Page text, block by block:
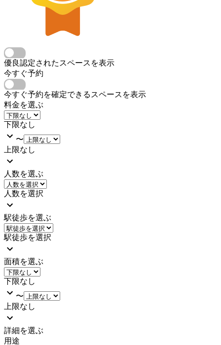
優良認定されたスペースを表示
今すぐ予約
今すぐ予約を確定できるスペースを表示
料金を選ぶ
下限なし
〜
上限なし
人数を選ぶ
人数を選択
駅徒歩を選ぶ
駅徒歩を選択
面積を選ぶ
下限なし
〜
上限なし
詳細を選ぶ
用途